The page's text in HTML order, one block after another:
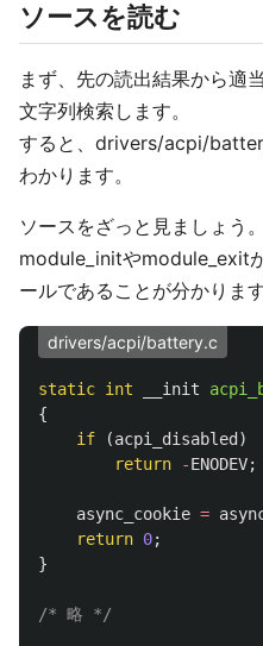
ソースを読む
まず、先の読出結果から適
文字列検索します。
すると、drivers/acpi/
わかります。
ソースをざっと見ましょう
module_initやmodule_exit
ールであることが分かります
drivers/acpi/battery.c
static int __init
{
if
(acpi_disabled )
return
-ENODEV;
async_cookie =
return 0;
}
/* 略 */